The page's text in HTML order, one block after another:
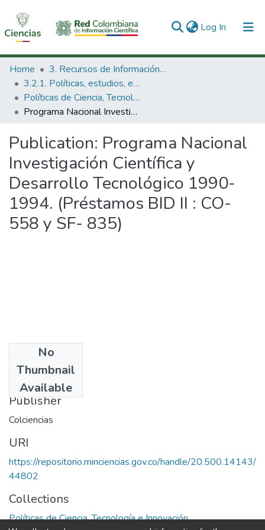
Log In (current)
Communities & Collections
All of DSpace
Statistics
Home
3. Recursos de Información Científica y Tecnológica
3.2.1. Políticas, estudios, evaluaciones e indicadores de CTeI
Políticas de Ciencia, Tecnología e Innovación
Programa Nacional Investigación Científica y Desarrollo Tecnológico 1990-1994. (Préstamos BID II : CO-558 y SF- 835)
Publication: Programa Nacional
Investigación Científica y
Desarrollo Tecnológico 1990-
1994. (Préstamos BID II : CO-
558 y SF- 835)
No
Thumbnail
Available
1998
Publisher
Colciencias
URI
https://repositorio.minciencias.gov.co/handle/20.500.14143/
44802
Collections
Políticas de Ciencia, Tecnología e Innovación